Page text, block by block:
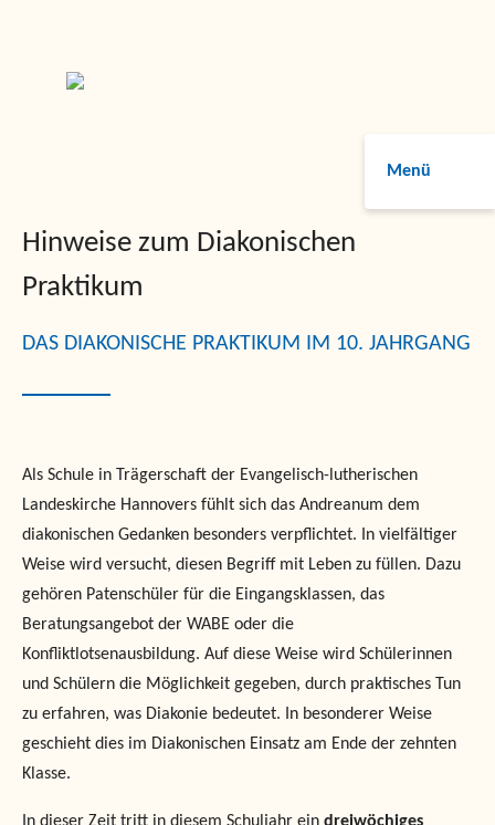
Menü
Hinweise zum Diakonischen
Praktikum
DAS DIAKONISCHE PRAKTIKUM IM 10. JAHRGANG
Als Schule in Trägerschaft der Evangelisch-lutherischen
Landeskirche Hannovers fühlt sich das Andreanum dem
diakonischen Gedanken besonders verpflichtet. In vielfältiger
Weise wird versucht, diesen Begriff mit Leben zu füllen. Dazu
gehören Patenschüler für die Eingangsklassen, das
Beratungsangebot der WABE oder die
Konfliktlotsenausbildung. Auf diese Weise wird Schülerinnen
und Schülern die Möglichkeit gegeben, durch praktisches Tun
zu erfahren, was Diakonie bedeutet. In besonderer Weise
geschieht dies im Diakonischen Einsatz am Ende der zehnten
Klasse.